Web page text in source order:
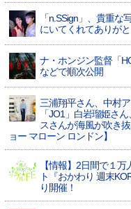
「n.SSign」、貴重
にいてくれてありがと
ナ・ホンジン監督「
などで順次公開
三浦翔平さん、中村
「JO1」白岩瑠姫さ
スさんが海風が吹き
ョー マローン ロンドン】
【情報】2日間で１
ト『おかわり 週末
り開催！